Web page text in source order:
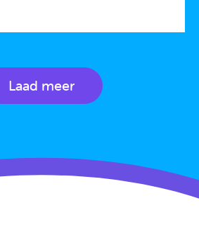
Laad meer